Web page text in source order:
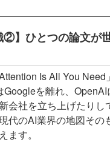
②】ひとつの論文が
Is All You Need
Googleを離れ、OpenAI
会社を立ち上げたりし
代のAI業界の地図その
ます。